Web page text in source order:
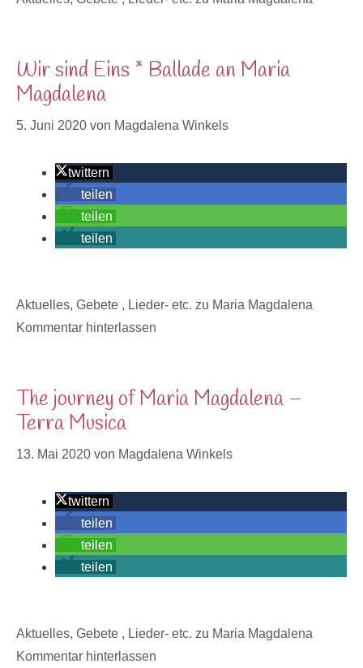
Wir sind Eins * Ballade an Maria
Magdalena
5. Juni 2020 von Magdalena Winkels
twittern
teilen
teilen
teilen
Kategorien
Aktuelles, Gebete , Lieder- etc. zu Maria Magdalena
Kommentar hinterlassen
The journey of Maria Magdalena –
Terra Musica
13. Mai 2020 von Magdalena Winkels
twittern
teilen
teilen
teilen
Kategorien
Aktuelles, Gebete , Lieder- etc. zu Maria Magdalena
Kommentar hinterlassen